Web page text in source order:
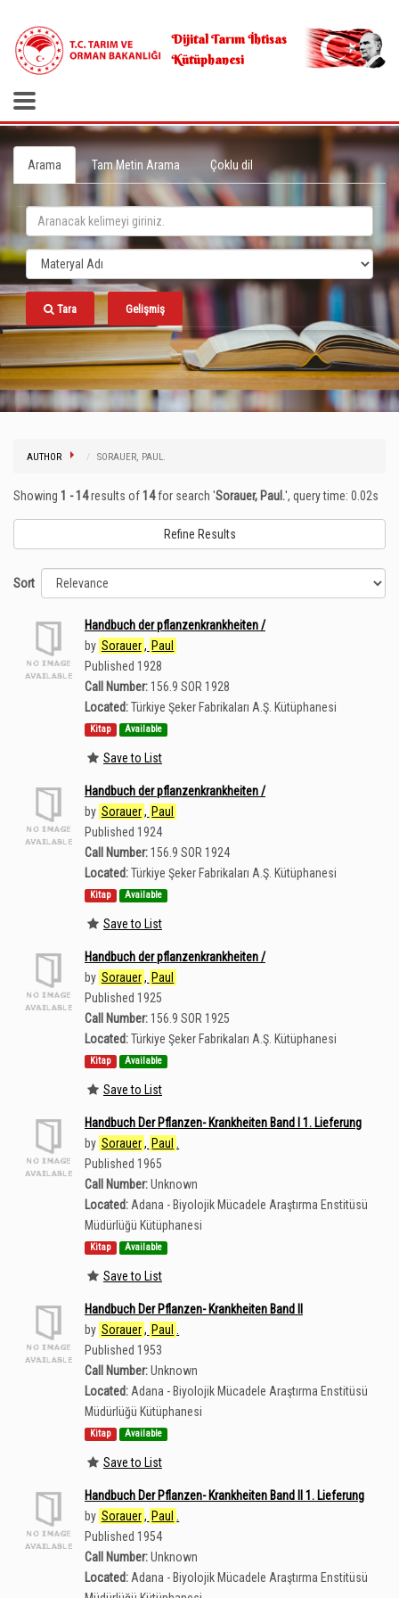
Dijital Tarım İhtisas
Kütüphanesi
Arama Tam Metin Arama Çoklu dil
Tara Gelişmiş
AUTHOR SORAUER, PAUL.
Showing 1 - 14results of14for search 'Sorauer, Paul.', query time: 0.02s
Refine Results
Sort
Handbuch der pflanzenkrankheiten /
by Sorauer , Paul
Published 1928
Call Number: 156.9 SOR 1928
Located:Türkiye Şeker Fabrikaları A.Ş. Kütüphanesi
Kitap Available
Save to List
Handbuch der pflanzenkrankheiten /
by Sorauer , Paul
Published 1924
Call Number: 156.9 SOR 1924
Located:Türkiye Şeker Fabrikaları A.Ş. Kütüphanesi
Kitap Available
Save to List
Handbuch der pflanzenkrankheiten /
by Sorauer , Paul
Published 1925
Call Number: 156.9 SOR 1925
Located:Türkiye Şeker Fabrikaları A.Ş. Kütüphanesi
Kitap Available
Save to List
Handbuch Der Pflanzen- Krankheiten Band I 1. Lieferung
by Sorauer , Paul
Published 1965
Call Number:Unknown
Located: Adana - Biyolojik Mücadele Araştırma Enstitüsü
Müdürlüğü Kütüphanesi
Kitap Available
Save to List
Handbuch Der Pflanzen- Krankheiten Band II
by Sorauer , Paul
Published 1953
Call Number:Unknown
Located: Adana - Biyolojik Mücadele Araştırma Enstitüsü
Müdürlüğü Kütüphanesi
Kitap Available
Save to List
Handbuch Der Pflanzen- Krankheiten Band II 1. Lieferung
by Sorauer , Paul
Published 1954
Call Number:Unknown
Located: Adana - Biyolojik Mücadele Araştırma Enstitüsü